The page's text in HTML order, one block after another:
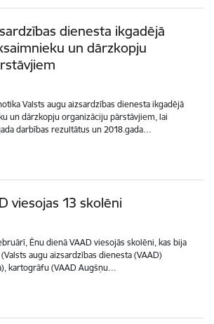
dienesta ikgadējā
un dārzkopju
Valsts augu aizsardzības dienesta ikgadējā
un dārzkopju organizāciju pārstāvjiem, lai
darbības rezultātus un 2018.gada…
viesojas 13 skolēni
Ēnu dienā VAAD viesojās skolēni, kas bija
augu aizsardzības dienesta (VAAD)
kartogrāfu (VAAD Augšņu…